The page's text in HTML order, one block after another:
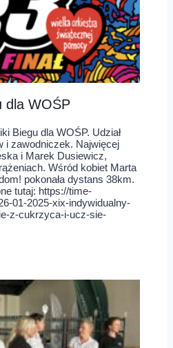
dla WOŚP
Biegu dla WOŚP. Udział
i zawodniczek. Najwięcej
i Marek Dusiewicz,
Wśród kobiet Marta
pokonała dystans 38km.
tutaj: https://time-
01-2025-xix-indywidualny-
z-cukrzyca-i-ucz-sie-